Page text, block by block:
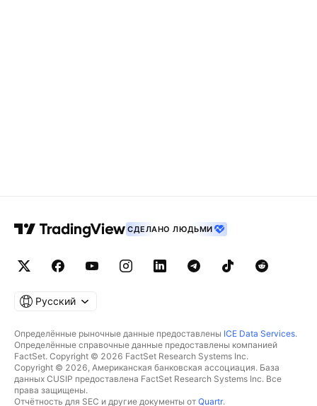
СДЕЛАНО ЛЮДЬМИ
Русский
Определённые рыночные данные предоставлены ICE Data Services.
Определённые справочные данные предоставлены компанией
FactSet. Copyright © 2026 FactSet Research Systems Inc.
Copyright © 2026, Американская банковская ассоциация. База
данных CUSIP предоставлена FactSet Research Systems Inc. Все
права защищены.
Отчётность для SEC и другие документы от Quartr.